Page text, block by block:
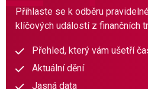
Přihlaste se k odběru
klíčových událostí z finančních
Přehled, který vám ušetří
Aktuální dění
Jasná data